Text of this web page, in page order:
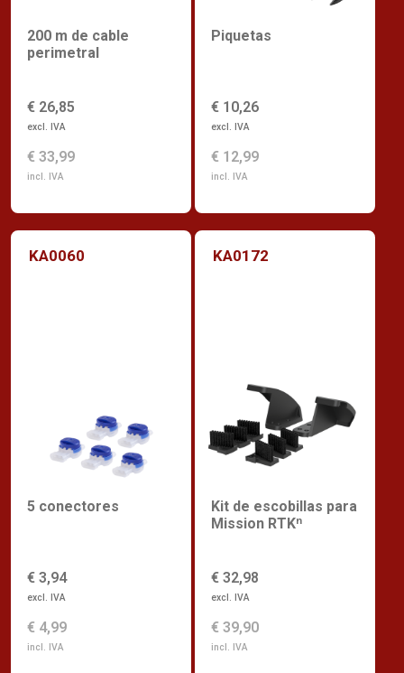
200 m de cable
perimetral
€ 26,85
excl. IVA
€ 33,99
incl. IVA
Piquetas
€ 10,26
excl. IVA
€ 12,99
incl. IVA
KA0060
5 conectores
€ 3,94
excl. IVA
€ 4,99
incl. IVA
KA0172
Kit de escobillas para
Mission RTKⁿ
€ 32,98
excl. IVA
€ 39,90
incl. IVA